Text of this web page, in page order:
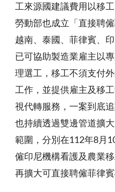
工來源國建議費用以移
勞動部也成立「直接聘
越南、泰國、菲律賓、
已可協助製造業雇主以
理選工，移工不須支付
工作，並提供雇主及移
視代轉服務，一案到底
也持續透過雙邊管道擴
範圍，分別在112年8月
僱印尼機構看護及農業
再擴大可直接聘僱菲律賓